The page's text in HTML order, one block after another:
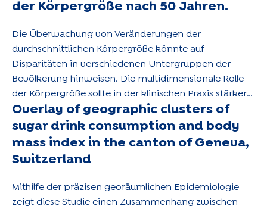
der Körpergröße nach 50 Jahren.
Die Überwachung von Veränderungen der
durchschnittlichen Körpergröße könnte auf
Disparitäten in verschiedenen Untergruppen der
Bevölkerung hinweisen. Die multidimensionale Rolle
der Körpergröße sollte in der klinischen Praxis stärker
berücksichtigt werden.
Overlay of geographic clusters of
sugar drink consumption and body
mass index in the canton of Geneva,
Switzerland
Mithilfe der präzisen georäumlichen Epidemiologie
zeigt diese Studie einen Zusammenhang zwischen